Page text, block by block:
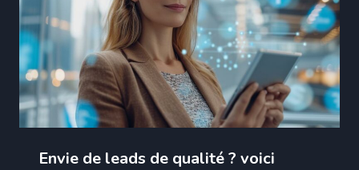
Envie de leads de qualité ? voici